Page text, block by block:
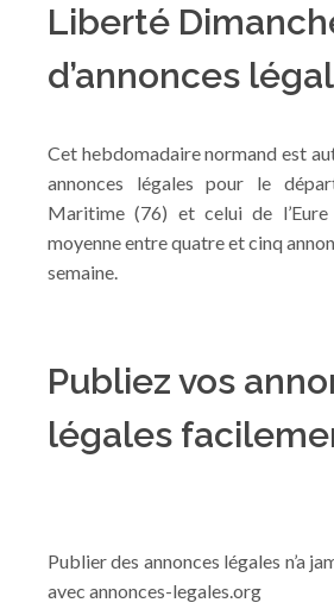
Liberté
d’annonces
Cet hebdomadaire normand est
annonces légales pour le
Maritime (76) et celui de
moyenne entre quatre et cinq
semaine.
Publiez vos
légales
Publier des annonces légales n’a
avec annonces-legales.org